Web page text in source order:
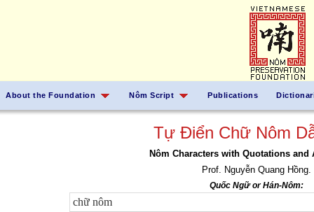
About the Foundation Nôm Script Publications
Tự Điển Chữ Nôm
Nôm Characters with Quotations and
Prof. Nguyễn Quang Hồng.
Quốc Ngữ or Hán-Nôm: